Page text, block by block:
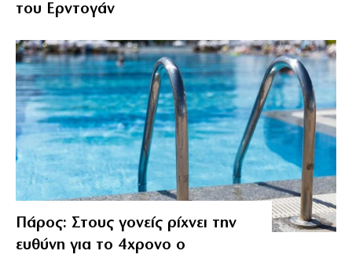
του Ερντογάν
Πάρος: Στους γονείς ρίχνει την
ευθύνη για το 4χρονο ο